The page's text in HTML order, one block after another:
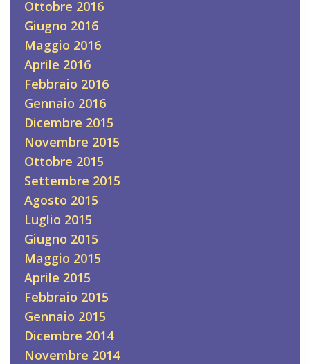
Ottobre 2016
Giugno 2016
Maggio 2016
Aprile 2016
Febbraio 2016
Gennaio 2016
Dicembre 2015
Novembre 2015
Ottobre 2015
Settembre 2015
Agosto 2015
Luglio 2015
Giugno 2015
Maggio 2015
Aprile 2015
Febbraio 2015
Gennaio 2015
Dicembre 2014
Novembre 2014